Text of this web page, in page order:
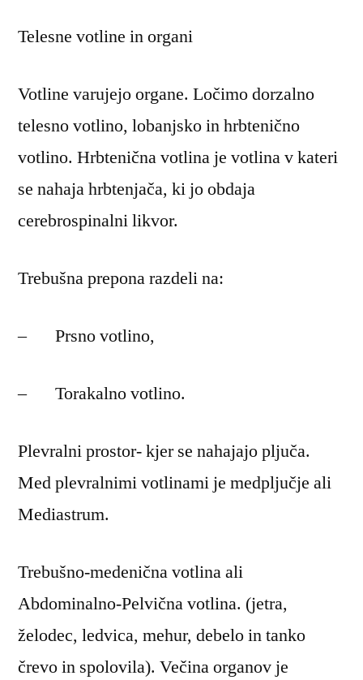
Telesne votline in organi
Votline varujejo organe. Ločimo dorzalno
telesno votlino, lobanjsko in hrbtenično
votlino. Hrbtenična votlina je votlina v kateri
se nahaja hrbtenjača, ki jo obdaja
cerebrospinalni likvor.
Trebušna prepona razdeli na:
– Prsno votlino,
– Torakalno votlino.
Plevralni prostor- kjer se nahajajo pljuča.
Med plevralnimi votlinami je medpljučje ali
Mediastrum.
Trebušno-medenična votlina ali
Abdominalno-Pelvična votlina. (jetra,
želodec, ledvica, mehur, debelo in tanko
črevo in spolovila). Večina organov je